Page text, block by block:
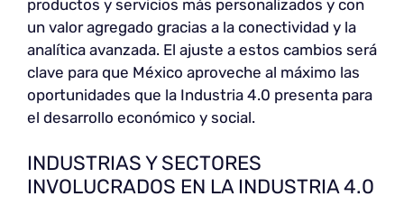
productos y servicios más personalizados y con
un valor agregado gracias a la conectividad y la
analítica avanzada. El ajuste a estos cambios será
clave para que México aproveche al máximo las
oportunidades que la Industria 4.0 presenta para
el desarrollo económico y social.
INDUSTRIAS Y SECTORES
INVOLUCRADOS EN LA INDUSTRIA 4.0